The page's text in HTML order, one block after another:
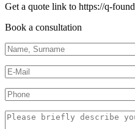
Get a quote link to https://q-
Book a consultation